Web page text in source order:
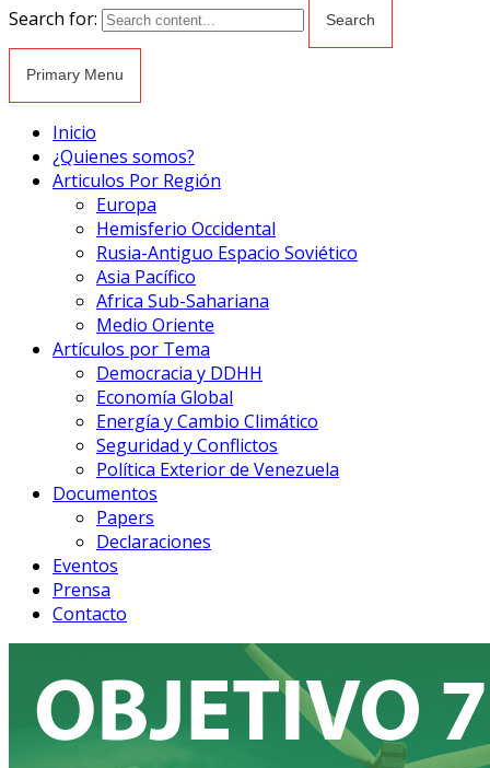
Search for:
Primary Menu
Inicio
¿Quienes somos?
Articulos Por Región
Europa
Hemisferio Occidental
Rusia-Antiguo Espacio Soviético
Asia Pacífico
Africa Sub-Sahariana
Medio Oriente
Artículos por Tema
Democracia y DDHH
Economía Global
Energía y Cambio Climático
Seguridad y Conflictos
Política Exterior de Venezuela
Documentos
Papers
Declaraciones
Eventos
Prensa
Contacto